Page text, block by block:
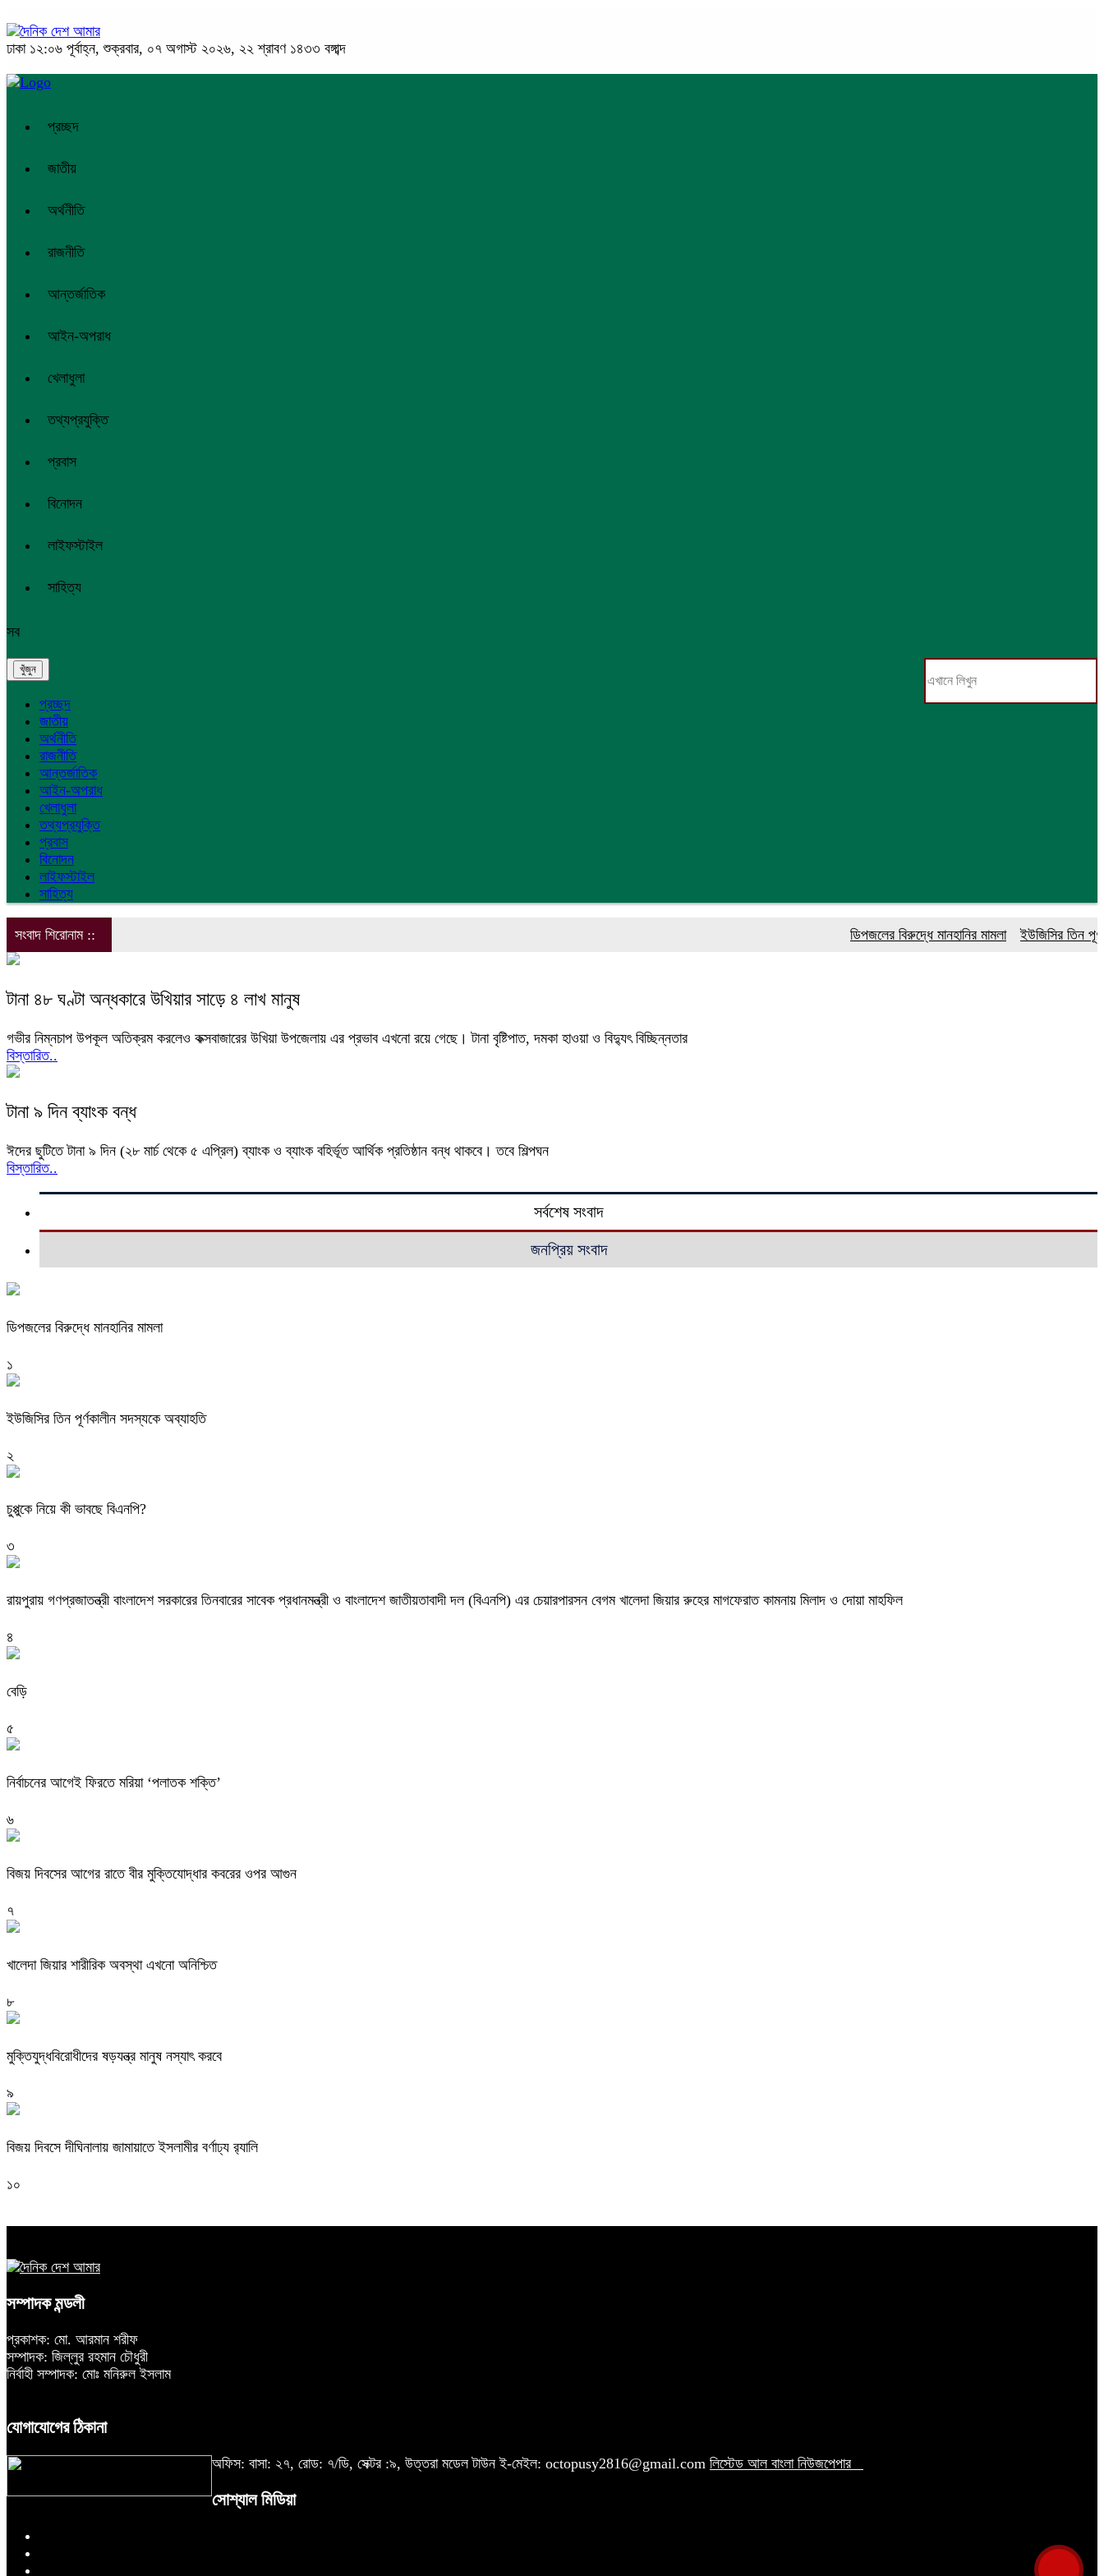
ঢাকা ১২:০৬ পূর্বাহ্ন, শুক্রবার, ০৭ অগাস্ট ২০২৬, ২২ শ্রাবণ ১৪৩৩ বঙ্গাব্দ
প্রচ্ছদ
জাতীয়
অর্থনীতি
রাজনীতি
আন্তর্জাতিক
আইন-অপরাধ
খেলাধুলা
তথ্যপ্রযুক্তি
প্রবাস
বিনোদন
লাইফস্টাইল
সাহিত্য
সব
প্রচ্ছদ
জাতীয়
অর্থনীতি
রাজনীতি
আন্তর্জাতিক
আইন-অপরাধ
খেলাধুলা
তথ্যপ্রযুক্তি
প্রবাস
বিনোদন
লাইফস্টাইল
সাহিত্য
সংবাদ শিরোনাম :: ডিপজলের বিরুদ্ধে মানহানির মামলা ইউজিসির তিন
টানা ৪৮ ঘণ্টা অন্ধকারে উখিয়ার সাড়ে ৪ লাখ মানুষ
গভীর নিম্নচাপ উপকূল অতিক্রম করলেও কক্সবাজারের উখিয়া উপজেলায় এর প্রভাব এখনো রয়ে গেছে। টানা বৃষ্টিপাত, দমকা হাওয়া ও বিদ্যুৎ বিচ্ছিন্নতার
বিস্তারিত..
টানা ৯ দিন ব্যাংক বন্ধ
ঈদের ছুটিতে টানা ৯ দিন (২৮ মার্চ থেকে ৫ এপ্রিল) ব্যাংক ও ব্যাংক বহির্ভূত আর্থিক প্রতিষ্ঠান বন্ধ থাকবে। তবে শিল্পঘন
বিস্তারিত..
সর্বশেষ সংবাদ
জনপ্রিয় সংবাদ
ডিপজলের বিরুদ্ধে মানহানির মামলা
১
ইউজিসির তিন পূর্ণকালীন সদস্যকে অব্যাহতি
২
চুপ্পুকে নিয়ে কী ভাবছে বিএনপি?
৩
রায়পুরায় গণপ্রজাতন্ত্রী বাংলাদেশ সরকারের তিনবারের সাবেক প্রধানমন্ত্রী ও বাংলাদেশ জাতীয়তাবাদী দল (বিএনপি) এর চেয়ারপারসন বেগম খালেদা জিয়ার রুহের মাগফেরাত কামনায় মিলাদ ও দোয়া মাহফিল
৪
বেড়ি
৫
নির্বাচনের আগেই ফিরতে মরিয়া ‘পলাতক শক্তি’
৬
বিজয় দিবসের আগের রাতে বীর মুক্তিযোদ্ধার কবরের ওপর আগুন
৭
খালেদা জিয়ার শারীরিক অবস্থা এখনো অনিশ্চিত
৮
মুক্তিযুদ্ধবিরোধীদের ষড়যন্ত্র মানুষ নস্যাৎ করবে
৯
বিজয় দিবসে দীঘিনালায় জামায়াতে ইসলামীর বর্ণাঢ্য র‍্যালি
১০
সম্পাদক মন্ডলী
প্রকাশক: মো. আরমান শরীফ
সম্পাদক: জিল্লুর রহমান চৌধুরী
নির্বাহী সম্পাদক: মোঃ মনিরুল ইসলাম
যোগাযোগের ঠিকানা
অফিস: বাসা: ২৭, রোড: ৭/ডি, সেক্টর :৯, উত্তরা মডেল টাউন ই-মেইল: octopusy2816@gmail.com লিস্টেড আল বাংলা নিউজপেপার
সোশ্যাল মিডিয়া